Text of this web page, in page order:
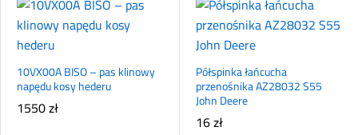
10VX00A BISO – pas klinowy
napędu kosy hederu
1550zł
Półspinka łańcucha
przenośnika AZ28032 S55
John Deere
16zł